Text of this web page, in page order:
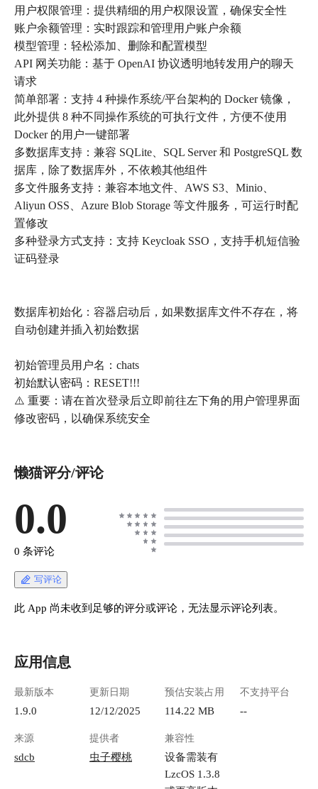
用户权限管理：提供精细的用户权限设置，确保安全性
账户余额管理：实时跟踪和管理用户账户余额
模型管理：轻松添加、删除和配置模型
API 网关功能：基于 OpenAI 协议透明地转发用户的聊天
请求
简单部署：支持 4 种操作系统/平台架构的 Docker 镜像，
此外提供 8 种不同操作系统的可执行文件，方便不使用
Docker 的用户一键部署
多数据库支持：兼容 SQLite、SQL Server 和 PostgreSQL 数
据库，除了数据库外，不依赖其他组件
多文件服务支持：兼容本地文件、AWS S3、Minio、
Aliyun OSS、Azure Blob Storage 等文件服务，可运行时配
置修改
多种登录方式支持：支持 Keycloak SSO，支持手机短信验
证码登录
数据库初始化：容器启动后，如果数据库文件不存在，将
自动创建并插入初始数据
初始管理员用户名：chats
初始默认密码：RESET!!!
⚠️ 重要：请在首次登录后立即前往左下角的用户管理界面
懒猫评分/评论
0.0
0 条评论
写评论
此 App 尚未收到足够的评分或评论，无法显示评论列表。
应用信息
最新版本
1.9.0
更新日期
12/12/2025
预估安装占用
114.22 MB
不支持平台
--
来源
sdcb
提供者
虫子樱桃
兼容性
设备需装有
LzcOS 1.3.8